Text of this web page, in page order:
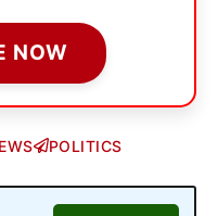
NOW
POLITICS